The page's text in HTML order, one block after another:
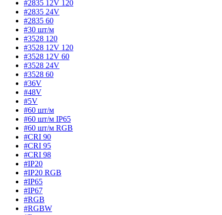
#2835 12V 120
#2835 24V
#2835 60
#30 шт/м
#3528 120
#3528 12V 120
#3528 12V 60
#3528 24V
#3528 60
#36V
#48V
#5V
#60 шт/м
#60 шт/м IP65
#60 шт/м RGB
#CRI 90
#CRI 95
#CRI 98
#IP20
#IP20 RGB
#IP65
#IP67
#RGB
#RGBW